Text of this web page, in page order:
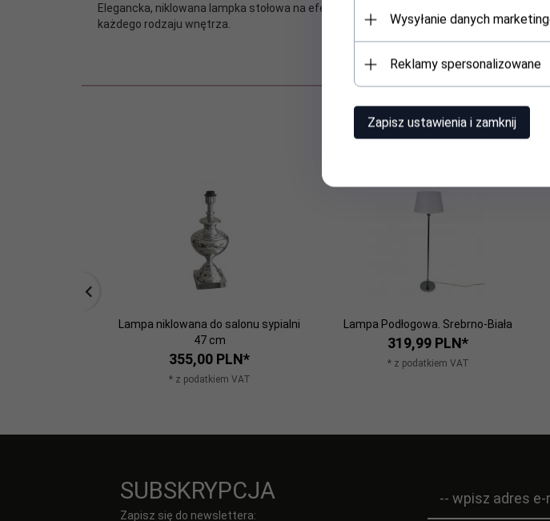
Elegancka, niklowana lampka stołowa na efektownej prostokątnej podstawie.
każdego rodzaju wnętrza.
Lampa niklowana do salonu sypialni
47 cm
355,00 PLN*
* z podatkiem VAT
Lampa Podłogowa. Srebrno-Biała
319,99 PLN*
* z podatkiem VAT
SUBSKRYPCJA
Zapisz się do newslettera:
-- wpisz adres e-
Wysyłanie danych
Reklamy spersonalizowane
Zapisz ustawienia i zamknij